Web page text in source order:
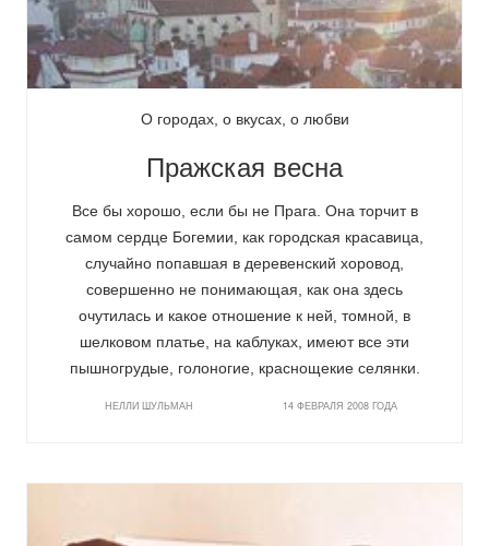
О городах, о вкусах, о любви
Пражская весна
Все бы хорошо, если бы не Прага. Она торчит в
самом сердце Богемии, как городская красавица,
случайно попавшая в деревенский хоровод,
совершенно не понимающая, как она здесь
очутилась и какое отношение к ней, томной, в
шелковом платье, на каблуках, имеют все эти
пышногрудые, голоногие, краснощекие селянки.
НЕЛЛИ ШУЛЬМАН 14 ФЕВРАЛЯ 2008 ГОДА